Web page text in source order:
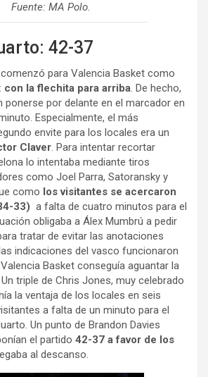
Fuente: MA Polo.
42-37
para Valencia Basket como
con la flechita para arriba. De hecho,
ponerse por delante en el marcador en
Especialmente, el más
envite para los locales era un
Claver. Para intentar recortar
lo intentaba mediante tiros
como Joel Parra, Satoransky y
como los visitantes se acercaron
33) a falta de cuatro minutos para el
obligaba a Álex Mumbrú a pedir
tratar de evitar las anotaciones
indicaciones del vasco funcionaron
Basket conseguía aguantar la
triple de Chris Jones, muy celebrado
la ventaja de los locales en seis
a falta de un minuto para el
Un punto de Brandon Davies
el partido 42-37 a favor de los
al descanso.